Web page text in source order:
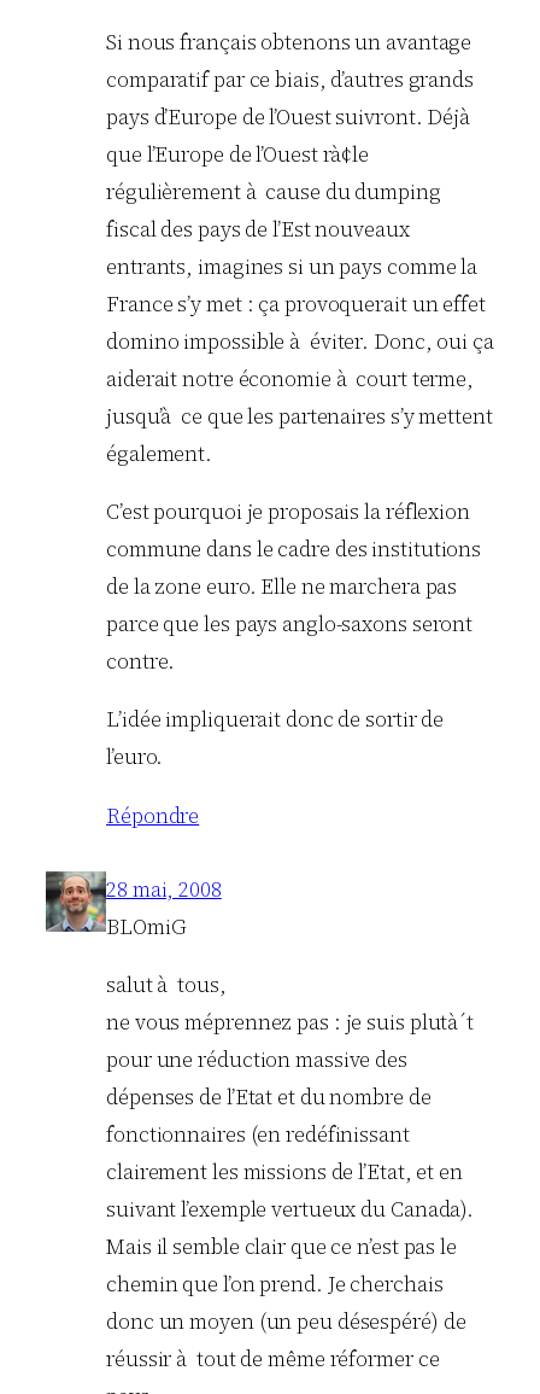
Si nous français obtenons un avantage
comparatif par ce biais, d’autres grands
pays d’Europe de l’Ouest suivront. Déjà
que l’Europe de l’Ouest rà¢le
régulièrement à cause du dumping
fiscal des pays de l’Est nouveaux
entrants, imagines si un pays comme la
France s’y met : ça provoquerait un effet
domino impossible à éviter. Donc, oui ça
aiderait notre économie à court terme,
jusqu’à ce que les partenaires s’y mettent
également.
C’est pourquoi je proposais la réflexion
commune dans le cadre des institutions
de la zone euro. Elle ne marchera pas
parce que les pays anglo-saxons seront
contre.
L’idée impliquerait donc de sortir de
l’euro.
Répondre
28 mai, 2008
BLOmiG
salut à tous,
ne vous méprennez pas : je suis plutà´t
pour une réduction massive des
dépenses de l’Etat et du nombre de
fonctionnaires (en redéfinissant
clairement les missions de l’Etat, et en
suivant l’exemple vertueux du Canada).
Mais il semble clair que ce n’est pas le
chemin que l’on prend. Je cherchais
donc un moyen (un peu désespéré) de
réussir à tout de même réformer ce